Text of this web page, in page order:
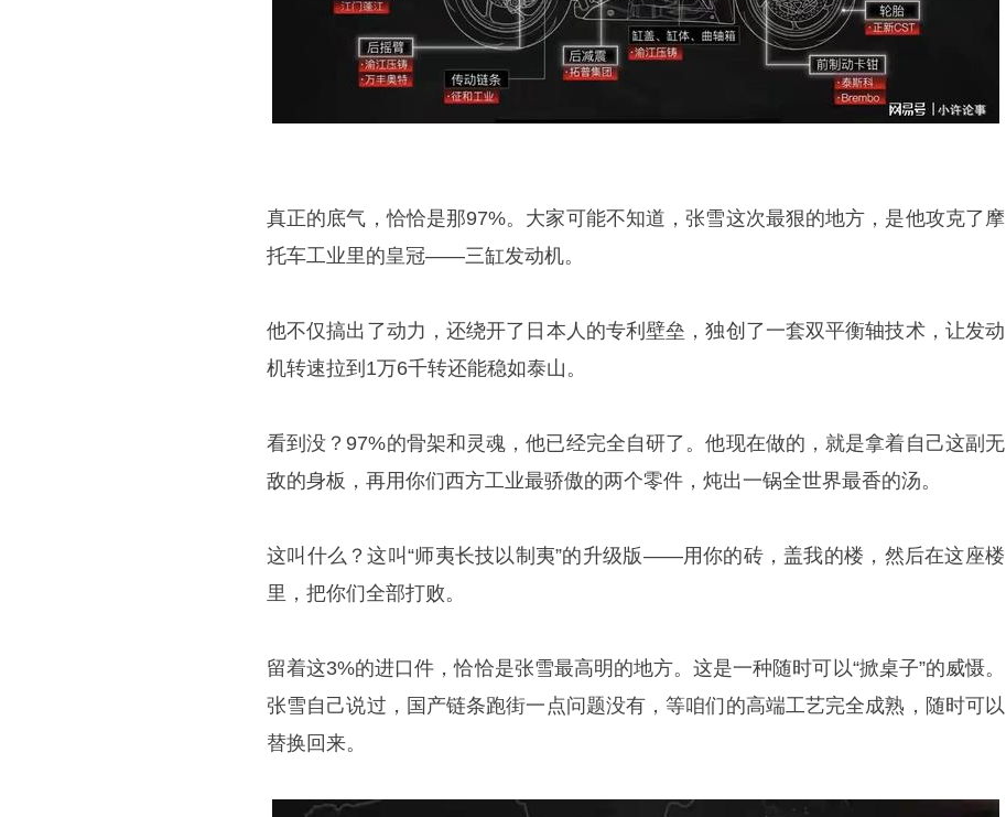
真正的底气，恰恰是那97%。大家可能不知道，张雪这次最狠的地方，是他攻克了摩
托车工业里的皇冠——三缸发动机。
他不仅搞出了动力，还绕开了日本人的专利壁垒，独创了一套双平衡轴技术，让发动
机转速拉到1万6千转还能稳如泰山。
看到没？97%的骨架和灵魂，他已经完全自研了。他现在做的，就是拿着自己这副无
敌的身板，再用你们西方工业最骄傲的两个零件，炖出一锅全世界最香的汤。
这叫什么？这叫“师夷长技以制夷”的升级版——用你的砖，盖我的楼，然后在这座楼
里，把你们全部打败。
留着这3%的进口件，恰恰是张雪最高明的地方。这是一种随时可以“掀桌子”的威慑。
张雪自己说过，国产链条跑街一点问题没有，等咱们的高端工艺完全成熟，随时可以
替换回来。